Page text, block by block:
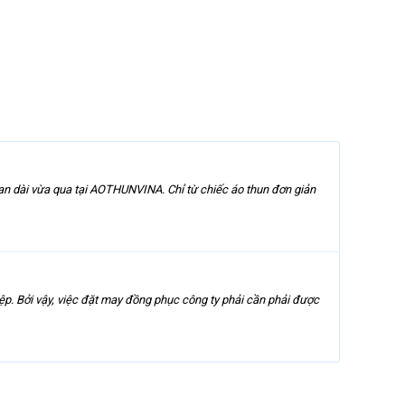
dài vừa qua tại AOTHUNVINA. Chỉ từ chiếc áo thun đơn giản
Bởi vậy, việc đặt may đồng phục công ty phải cần phải được